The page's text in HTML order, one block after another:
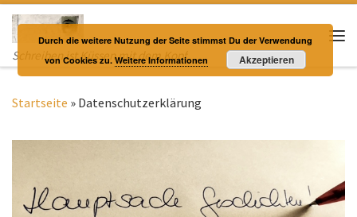
Zum Inhalt springen
Schreiben ist Küssen mit dem Kopf
Startseite » Datenschutzerklärung
Durch die weitere Nutzung der Seite stimmst Du der Verwendung
von Cookies zu.Weitere Informationen Akzeptieren